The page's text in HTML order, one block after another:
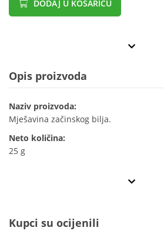
DODAJ U KOŠARICU
Opis proizvoda
Naziv proizvoda:
Mješavina začinskog bilja.
Neto količina:
25 g
Kupci su ocijenili